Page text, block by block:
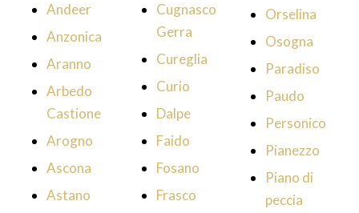
Andeer
Anzonica
Aranno
Arbedo
Castione
Arogno
Ascona
Astano
Cugnasco
Gerra
Cureglia
Curio
Dalpe
Faido
Fosano
Frasco
Orselina
Osogna
Paradiso
Paudo
Personico
Pianezzo
Piano di
peccia